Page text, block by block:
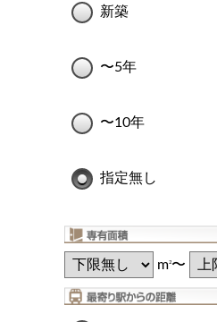
新築
〜5年
〜10年
指定無し
m2〜